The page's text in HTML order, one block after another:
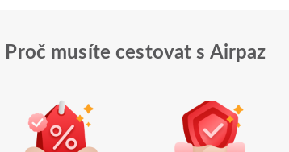
Proč musíte cestovat s Airpaz